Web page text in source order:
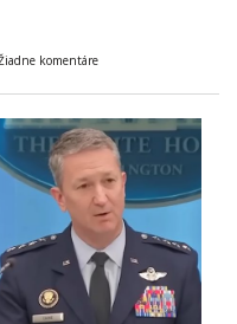
komentáre